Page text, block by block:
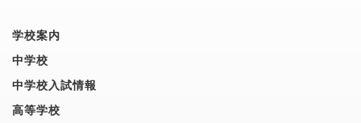
学校案内
中学校
中学校入試情報
高等学校